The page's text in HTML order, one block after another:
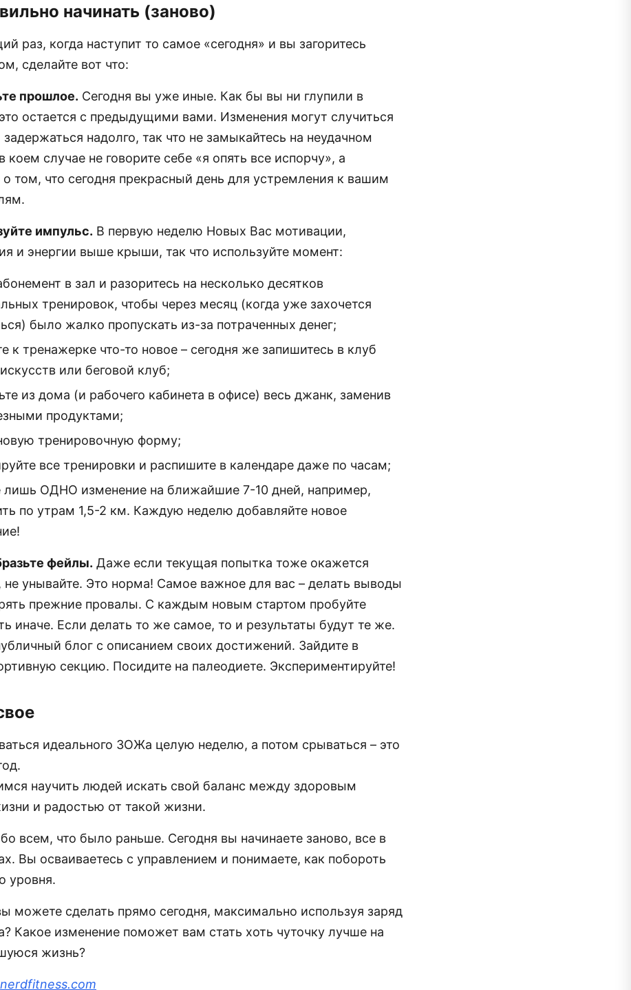
начинать (заново)
раз, когда наступит то самое «сегодня» и вы загоритесь
сделайте вот что:
прошлое. Сегодня вы уже иные. Как бы вы ни глупили в
остается с предыдущими вами. Изменения могут случиться
задержаться надолго, так что не замыкайтесь на неудачном
коем случае не говорите себе «я опять все испорчу», а
о том, что сегодня прекрасный день для устремления к вашим
импульс. В первую неделю Новых Вас мотивации,
и энергии выше крыши, так что используйте момент:
в зал и разоритесь на несколько десятков
тренировок, чтобы через месяц (когда уже захочется
было жалко пропускать из-за потраченных денег;
к тренажерке что-то новое – сегодня же запишитесь в клуб
или беговой клуб;
из дома (и рабочего кабинета в офисе) весь джанк, заменив
продуктами;
тренировочную форму;
все тренировки и распишите в календаре даже по часам;
лишь ОДНО изменение на ближайшие 7-10 дней, например,
по утрам 1,5-2 км. Каждую неделю добавляйте новое
фейлы. Даже если текущая попытка тоже окажется
не унывайте. Это норма! Самое важное для вас – делать выводы
прежние провалы. С каждым новым стартом пробуйте
иначе. Если делать то же самое, то и результаты будут те же.
блог с описанием своих достижений. Зайдите в
секцию. Посидите на палеодиете. Экспериментируйте!
идеального ЗОЖа целую неделю, а потом срываться – это
научить людей искать свой баланс между здоровым
и радостью от такой жизни.
всем, что было раньше. Сегодня вы начинаете заново, все в
Вы осваиваетесь с управлением и понимаете, как побороть
уровня.
можете сделать прямо сегодня, максимально используя заряд
Какое изменение поможет вам стать хоть чуточку лучше на
жизнь?
nerdfitness.com